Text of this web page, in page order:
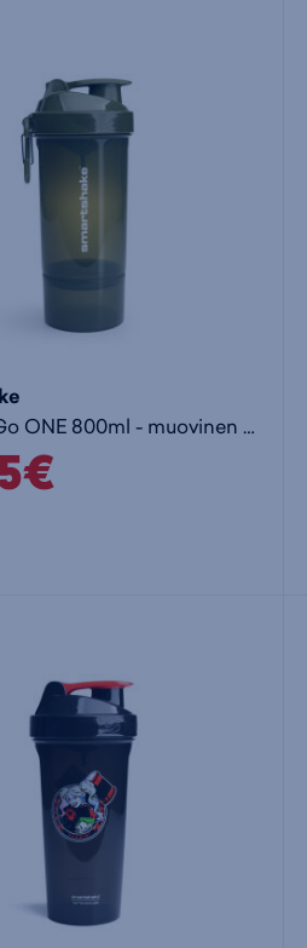
Original2Go ONE 800ml - muovinen juomapullo